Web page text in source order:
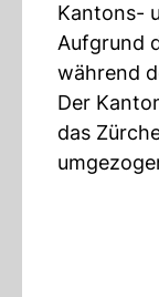
Kantons-
Aufgrund
während
Der
das